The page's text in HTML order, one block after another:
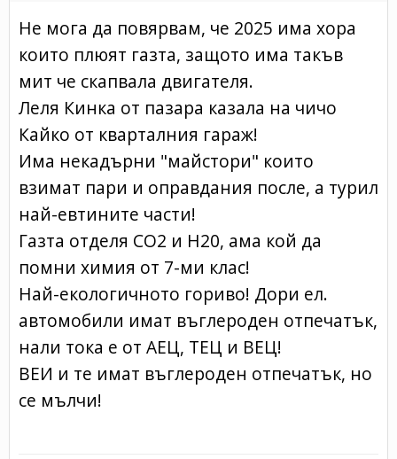
Не мога да повярвам, че 2025 има хора
които плюят газта, защото има такъв
мит че скапвала двигателя.
Леля Кинка от пазара казала на чичо
Кайко от кварталния гараж!
Има некадърни "майстори" които
взимат пари и оправдания после, а турил
най-евтините части!
Газта отделя CO2 и Н20, ама кой да
помни химия от 7-ми клас!
Най-екологичното гориво! Дори ел.
автомобили имат въглероден отпечатък,
нали тока е от АЕЦ, ТЕЦ и ВЕЦ!
ВЕИ и те имат въглероден отпечатък, но
се мълчи!